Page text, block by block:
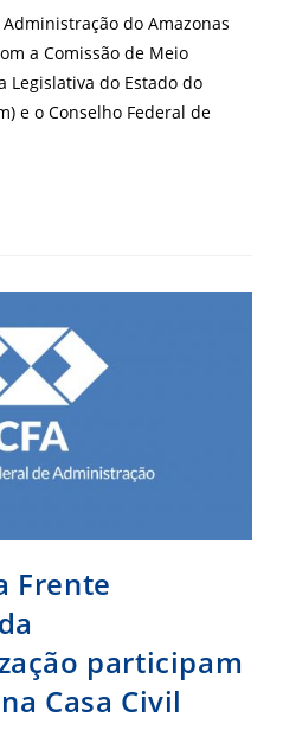
do Amazonas
a Comissão de Meio
Legislativa do Estado do
e o Conselho Federal de
Frente
participam
Casa Civil